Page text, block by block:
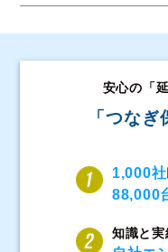
安心の「
「つな
1,000社
88,000
知識と実